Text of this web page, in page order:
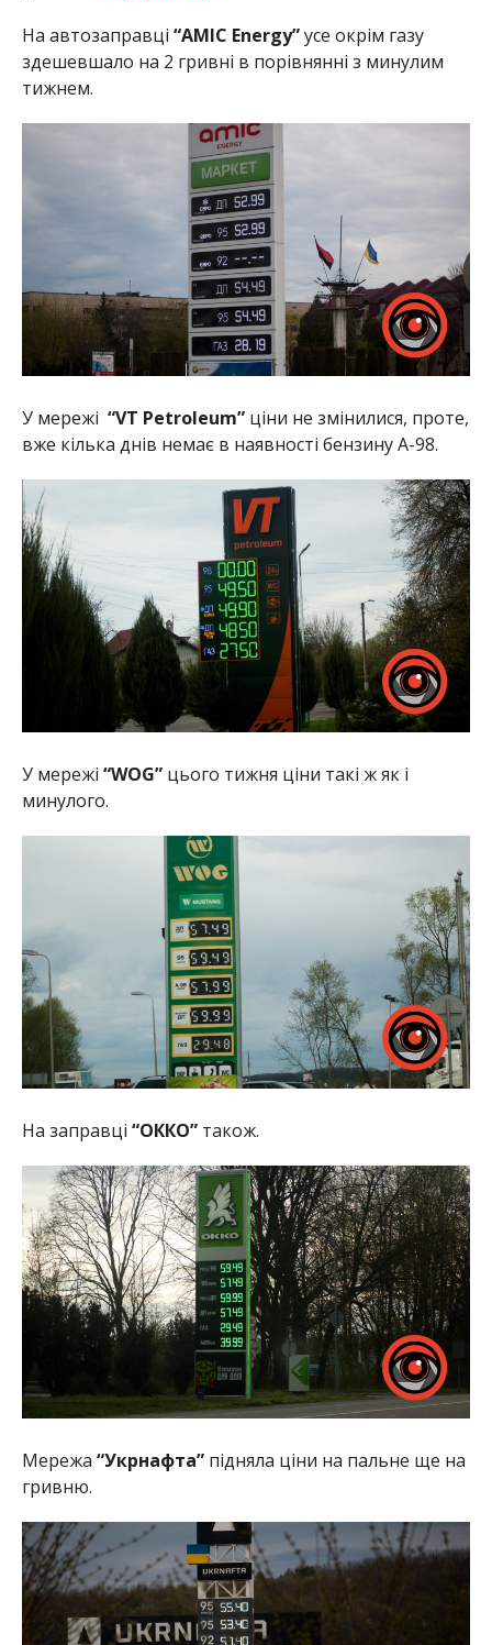
На автозаправці “AMIC Energy”усе окрім газу
здешевшало на 2 гривні в порівнянні з минулим
тижнем.
У мережі “VT Petroleum” ціни не змінилися, проте,
вже кілька днів немає в наявності бензину А-98.
У мережі “WOG”цього тижня ціни такі ж як і
минулого.
На заправці “ОККО”також.
Мережа “Укрнафта”підняла ціни на пальне ще на
гривню.